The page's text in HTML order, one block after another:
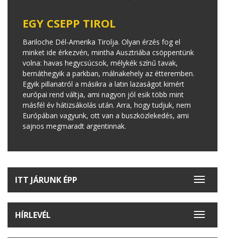
EGY CSEPP TIROL
Bariloche Dél-Amerika Tirolja. Olyan érzés fog el
minket ide érkezvén, mintha Ausztriába csöppentünk
volna: havas hegycsúcsok, mélykék színű tavak,
bernáthegyik a parkban, málnakehely az étteremben.
Egyik pillanatról a másikra a latin lazaságot kimért
európai rend váltja, ami nagyon jól esik több mint
másfél év hátizsákolás után. Arra, hogy tudjuk, nem
Európában vagyunk, ott van a buszközlekedés, ami
sajnos megmaradt argentinnak.
Toggle
ITT JÁRUNK ÉPP
Toggle
HÍRLEVÉL